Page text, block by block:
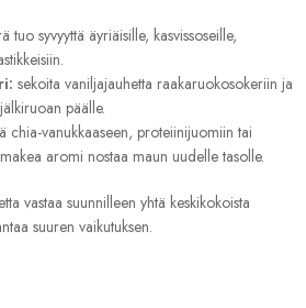
tuo syvyyttä äyriäisille, kasvissoseille,
sekoita vaniljajauhetta raakaruokosokeriin ja
päälle.
chia-vanukkaaseen, proteiinijuomiin tai
aromi nostaa maun uudelle tasolle.
vastaa suunnilleen yhtä keskikokoista
suuren vaikutuksen.